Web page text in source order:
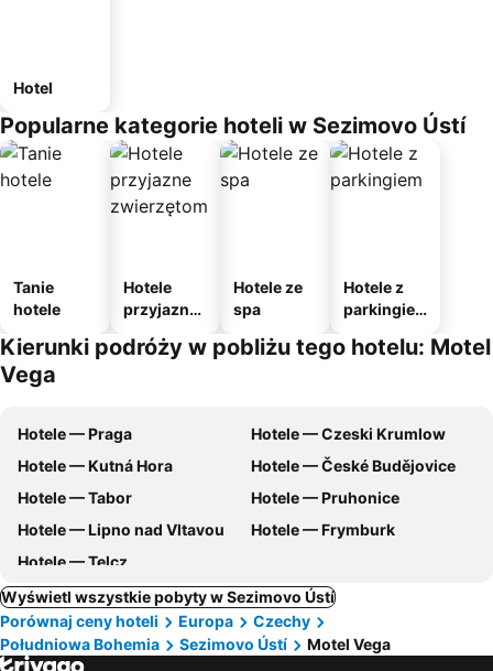
Hotel
Popularne kategorie hoteli w Sezimovo Ústí
Tanie
hotele
Hotele
przyjazne
m
Hotele ze
spa
Hotele z
parkingie
Kierunki podróży w pobliżu tego hotelu: Motel
Vega
Hotele — Praga
Hotele — Czeski Krumlow
Hotele — Kutná Hora
Hotele — České Budějovice
Hotele — Tabor
Hotele — Pruhonice
Hotele — Lipno nad Vltavou
Hotele — Frymburk
Hotele — Telcz
Wyświetl wszystkie pobyty w Sezimovo Ústí
Porównaj ceny hoteli
Europa
Czechy
Południowa Bohemia
Sezimovo Ústí Motel Vega